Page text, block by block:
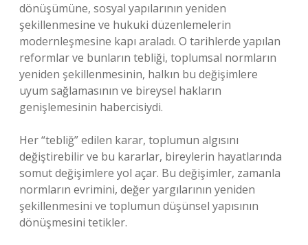
dönüşümüne, sosyal yapılarının yeniden
şekillenmesine ve hukuki düzenlemelerin
modernleşmesine kapı araladı. O tarihlerde yapılan
reformlar ve bunların tebliği, toplumsal normların
yeniden şekillenmesinin, halkın bu değişimlere
uyum sağlamasının ve bireysel hakların
genişlemesinin habercisiydi.
Her “tebliğ” edilen karar, toplumun algısını
değiştirebilir ve bu kararlar, bireylerin hayatlarında
somut değişimlere yol açar. Bu değişimler, zamanla
normların evrimini, değer yargılarının yeniden
şekillenmesini ve toplumun düşünsel yapısının
dönüşmesini tetikler.